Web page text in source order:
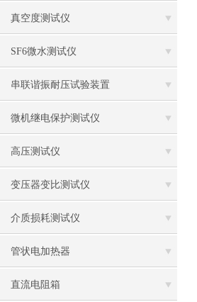
真空度测试仪
SF6微水测试仪
串联谐振耐压试验装置
微机继电保护测试仪
高压测试仪
变压器变比测试仪
介质损耗测试仪
管状电加热器
直流电阻箱